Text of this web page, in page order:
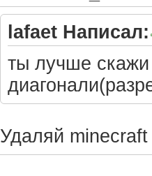
lafaet Написал:
ты лучше скажи
Удаляй minecraft